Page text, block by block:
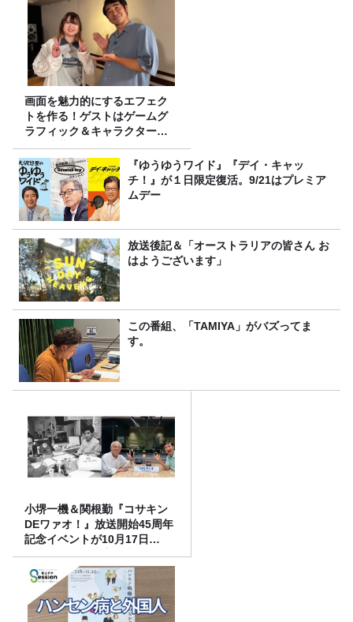
画面を魅力的にするエフェク
トを作る！ゲストはゲームグ
ラフィック＆キャラクター専
攻の遠藤里桜さん！
『ゆうゆうワイド』『デイ・キャッ
チ！』が１日限定復活。9/21はプレミア
ムデー
放送後記＆「オーストラリアの皆さん お
はようございます」
この番組、「TAMIYA」がバズってま
す。
小堺一機＆関根勤『コサキン
DEワァオ！』放送開始45周年
記念イベントが10月17日
（土）に開催決定！本日より
FC先行受付スタート！